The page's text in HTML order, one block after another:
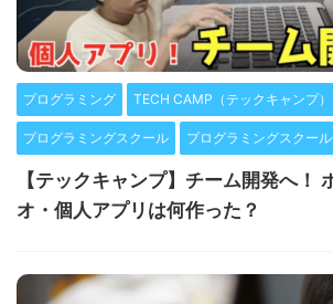
プログラミング TECH CAMP（テックキャンプ）
プログラミングスクール プログラミングスクー
【テックキャンプ】チーム開発へ！
オ・個人アプリは何作った？